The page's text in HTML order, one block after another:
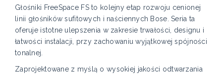
Głośniki FreeSpace FS to kolejny etap rozwoju cenionej
linii głośników sufitowych i naściennych Bose. Seria ta
oferuje istotne ulepszenia w zakresie trwałości, designu i
łatwości instalacji, przy zachowaniu wyjątkowej spójności
tonalnej.
Zaprojektowane z myślą o wysokiej jakości odtwarzania